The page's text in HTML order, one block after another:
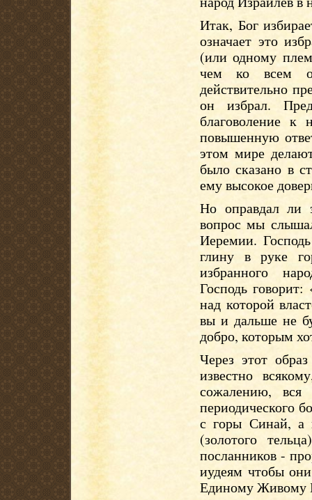
Итак, Бог
означает это
(или одному
чем ко всем
действительно
он избрал.
благоволение
повышенную
этом мире
было сказано в
ему высокое
Но оправдал ли
вопрос мы
Иеремии.
глину в руке
избранного
Господь
над которой
вы и дальше не
добро, которым
Через этот
известно
сожалению, вся
периодического
с горы Синай, а
(золотого
посланников -
иудеям чтобы
Единому Живому